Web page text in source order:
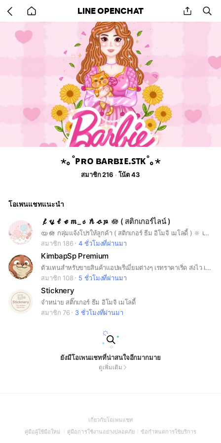
back
to
LINE OPENCHAT share
⋆｡˚ᴘʀᴏ ʙᴀʀʙɪᴇ.ꜱᴛᴋ˚｡⋆
สมาชิก 216 โน้ต 43
โอเพนแชทแนะนำ
𝓯𝔂𝓵𝓮𝓶_𝓼𝓱𝓸𝓹 🪷 ( สติกเกอร์ไลน์ )
യ 🪷 กลุ่มแจ้งโปรให้ลูกค้า ( สติกเกอร์ ธีม อิโมจิ เมโลดี้ ) 🔆 เรท 25 50 75 👐🏻 ❗️ ( ปกติลดราคากว่านี้ เริ่มต้น 9 ฿ ) 🪥 🎠 เขาครั้งแรกได้ธีม 59 ทันที ออก = แบน❕ 🧘🏻‍♀️ กลุ่มนี้แจ้งโปรเท่านั้น ต้องการพูดคุย สอบถามรีวิวสินค้า ตัวอย่างสินค้า ไป v.2 น้า 🌟 ·͜· ˖ 🍵 เปิดดึก ตอบไว ส่งไว เหรียญแท้ 3000% 🍅 ( #สติกเกอร์ไลน์ #ธีมไลน์ #อิโมจิ #เมโลดี้ ) 🪽
สมาชิก 186
4 ชั่วโมงที่ผ่านมา
KimbapSp Premium
ตัวแทนสำหรับขายสินค้าแอปพรีเมี่ยมต่างๆ เรทราคาเริ่ด ส่งไว เติมของเรื่อยๆ พร้อมกดผ่านเว็บไซต์ 24 ชม. #ตัวแทนร้านคิม #KimbapSp
สมาชิก 108
5 ชั่วโมงที่ผ่านมา
Sticknery
จำหน่าย สติ๊กเกอร์ ธีม อิโมจิ เมโลดี้
สมาชิก 76
3 ชั่วโมงที่ผ่านมา
ยังมีโอเพนแชทที่น่าสนใจอีกมากมาย
ดูเพิ่มเติม
เกี่ยวกับโอเพนแชท(Open
in
คู่มือผู้ใช้มือใหม่
(Open
คู่มือการใช้งานอย่างปลอดภัย(Open
ข้อกำหนดการใช้บริการ(Open